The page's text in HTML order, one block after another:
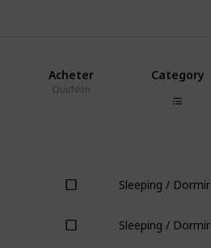
Acheter
Oui/Non
Category
Sleeping / Dormir
Sleeping / Dormir